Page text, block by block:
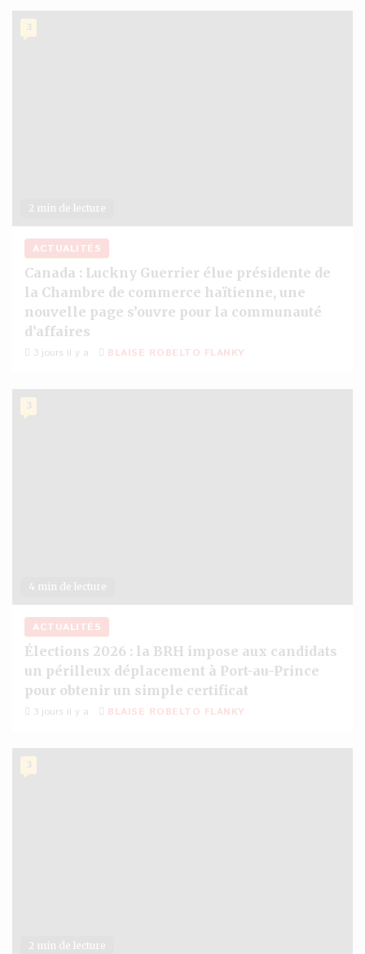
2 min de lecture
3
ACTUALITÉS
Canada : Luckny Guerrier élue présidente de
la Chambre de commerce haïtienne, une
nouvelle page s’ouvre pour la communauté
d’affaires
3 jours il y a BLAISE ROBELTO FLANKY
4 min de lecture
3
ACTUALITÉS
Élections 2026 : la BRH impose aux candidats
un périlleux déplacement à Port-au-Prince
pour obtenir un simple certificat
3 jours il y a BLAISE ROBELTO FLANKY
2 min de lecture
3